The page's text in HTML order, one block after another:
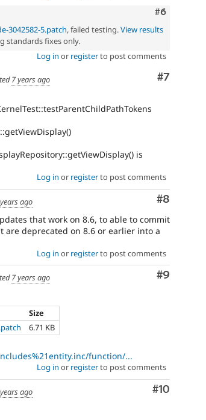
Comment
#6
3042582-5.patch, failed testing.View results
standards fixes only.
Log in or registerto post comments
Comment
#7
7 years ago
is
Log in or registerto post comments
Comment
#8
ago
that work on 8.6, to able to commit
deprecated on 8.6 or earlier into a
Log in or registerto post comments
Comment
#9
7 years ago
Size
6.71 KB
function/...
Log in or registerto post comments
Comment
#10
ago